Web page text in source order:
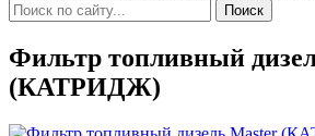
Фильтр топливный
(КАТРИДЖ)